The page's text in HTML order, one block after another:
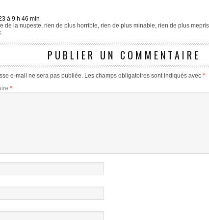
à 9 h 46 min
de la nupeste, rien de plus horrible, rien de plus minable, rien de plus
PUBLIER UN COMMENTAIRE
e-mail ne sera pas publiée. Les champs obligatoires sont indiqués avec *
*